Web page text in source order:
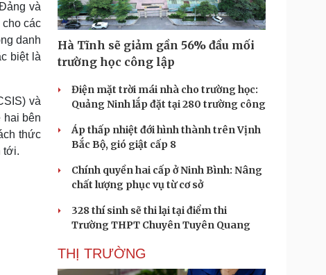
và
các
danh
biệt là
và
hai bên
thức
tới.
Hà Tĩnh sẽ giảm gần 56% đầu mối
trường học công lập
Điện mặt trời mái nhà cho trường học:
Quảng Ninh lắp đặt tại 280 trường công
Áp thấp nhiệt đới hình thành trên Vịnh
Bắc Bộ, gió giật cấp 8
Chính quyền hai cấp ở Ninh Bình: Nâng
chất lượng phục vụ từ cơ sở
328 thí sinh sẽ thi lại tại điểm thi
Trường THPT Chuyên Tuyên Quang
THỊ TRƯỜNG